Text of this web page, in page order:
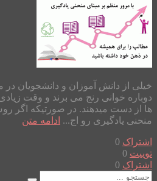
خیلی از دانش آموزان و دانشجویان
دوباره خوانی رنج می برند و وقت
ها از دست میدهند. در صورتیکه اگر
منحنی یادگیری رو اج... ادامه متن
اشتراک 0
توییت 0
اشتراک 0